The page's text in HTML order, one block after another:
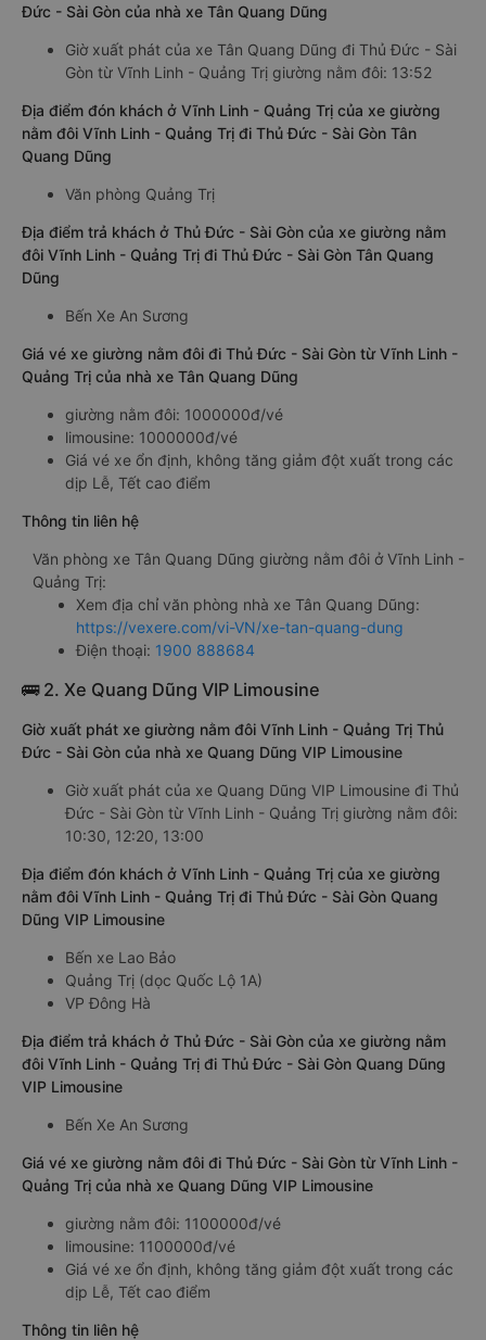
Đức - Sài Gòn của nhà xe Tân Quang Dũng
Giờ xuất phát của xe Tân Quang Dũng đi Thủ Đức - Sài
Gòn từ Vĩnh Linh - Quảng Trị giường nằm đôi: 13:52
Địa điểm đón khách ở Vĩnh Linh - Quảng Trị của xe giường
nằm đôi Vĩnh Linh - Quảng Trị đi Thủ Đức - Sài Gòn Tân
Quang Dũng
Văn phòng Quảng Trị
Địa điểm trả khách ở Thủ Đức - Sài Gòn của xe giường nằm
đôi Vĩnh Linh - Quảng Trị đi Thủ Đức - Sài Gòn Tân Quang
Dũng
Bến Xe An Sương
Giá vé xe giường nằm đôi đi Thủ Đức - Sài Gòn từ Vĩnh Linh -
Quảng Trị của nhà xe Tân Quang Dũng
giường nằm đôi: 1000000đ/vé
limousine: 1000000đ/vé
Giá vé xe ổn định, không tăng giảm đột xuất trong các
dịp Lễ, Tết cao điểm
Thông tin liên hệ
Văn phòng xe Tân Quang Dũng giường nằm đôi ở Vĩnh Linh -
Quảng Trị:
Xem địa chỉ văn phòng nhà xe Tân Quang Dũng:
https://vexere.com/vi-VN/xe-tan-quang-dung
Điện thoại: 1900 888684
🚌 2. Xe Quang Dũng VIP Limousine
Giờ xuất phát xe giường nằm đôi Vĩnh Linh - Quảng Trị Thủ
Đức - Sài Gòn của nhà xe Quang Dũng VIP Limousine
Giờ xuất phát của xe Quang Dũng VIP Limousine đi Thủ
Đức - Sài Gòn từ Vĩnh Linh - Quảng Trị giường nằm đôi:
10:30, 12:20, 13:00
Địa điểm đón khách ở Vĩnh Linh - Quảng Trị của xe giường
nằm đôi Vĩnh Linh - Quảng Trị đi Thủ Đức - Sài Gòn Quang
Dũng VIP Limousine
Bến xe Lao Bảo
Quảng Trị (dọc Quốc Lộ 1A)
VP Đông Hà
Địa điểm trả khách ở Thủ Đức - Sài Gòn của xe giường nằm
đôi Vĩnh Linh - Quảng Trị đi Thủ Đức - Sài Gòn Quang Dũng
VIP Limousine
Bến Xe An Sương
Giá vé xe giường nằm đôi đi Thủ Đức - Sài Gòn từ Vĩnh Linh -
Quảng Trị của nhà xe Quang Dũng VIP Limousine
giường nằm đôi: 1100000đ/vé
limousine: 1100000đ/vé
Giá vé xe ổn định, không tăng giảm đột xuất trong các
dịp Lễ, Tết cao điểm
Thông tin liên hệ